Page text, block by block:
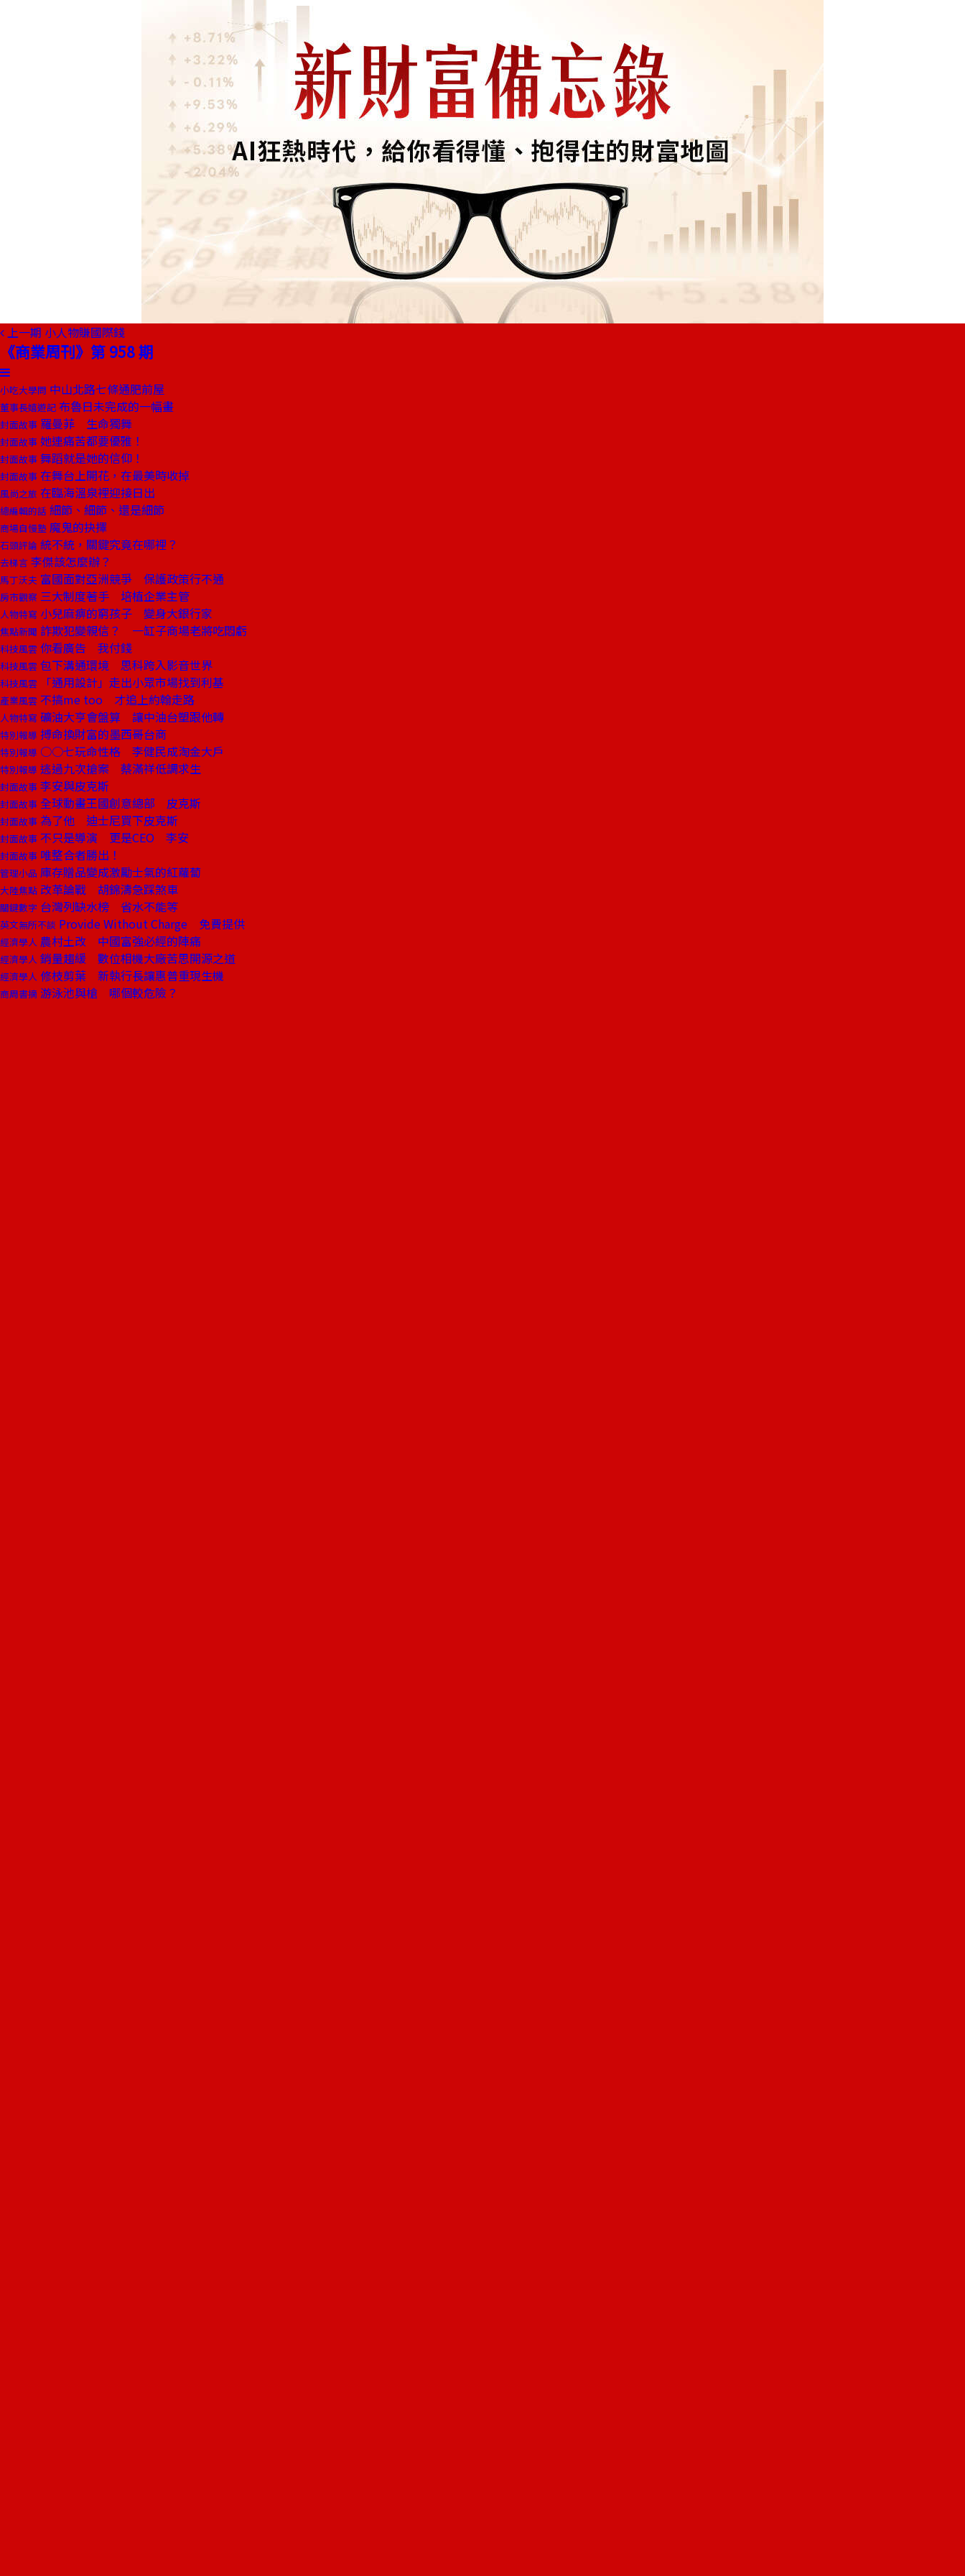
上一期 小人物賺國際錢
《商業周刊》第 958 期
小吃大學問 中山北路七條通肥前屋
董事長嬉遊記 布魯日未完成的一幅畫
封面故事 羅曼菲 生命獨舞
封面故事 她連痛苦都要優雅！
封面故事 舞蹈就是她的信仰！
封面故事 在舞台上開花，在最美時收掉
風尚之旅 在臨海溫泉裡迎接日出
總編輯的話 細節、細節、還是細節
商場自慢塾 魔鬼的抉擇
石頭評論 統不統，關鍵究竟在哪裡？
去梯言 李傑該怎麼辦？
馬丁沃夫 富國面對亞洲競爭 保護政策行不通
房市觀察 三大制度著手 培植企業主管
人物特寫 小兒麻痹的窮孩子 變身大銀行家
焦點新聞 詐欺犯變親信？ 一缸子商場老將吃悶虧
科技風雲 你看廣告 我付錢
科技風雲 包下溝通環境 思科跨入影音世界
科技風雲 「通用設計」走出小眾市場找到利基
產業風雲 不搞me too 才追上約翰走路
人物特寫 礦油大亨會盤算 讓中油台塑跟他轉
特別報導 搏命換財富的墨西哥台商
特別報導 ○○七玩命性格 李健民成淘金大戶
特別報導 逃過九次搶案 蔡滿祥低調求生
封面故事 李安與皮克斯
封面故事 全球動畫王國創意總部 皮克斯
封面故事 為了他 迪士尼買下皮克斯
封面故事 不只是導演 更是CEO 李安
封面故事 唯整合者勝出！
管理小品 庫存贈品變成激勵士氣的紅蘿蔔
大陸焦點 改革論戰 胡錦濤急踩煞車
關鍵數字 台灣列缺水榜 省水不能等
英文無所不談 Provide Without Charge 免費提供
經濟學人 農村土改 中國富強必經的陣痛
經濟學人 銷量趨緩 數位相機大廠苦思開源之道
經濟學人 修枝剪葉 新執行長讓惠普重現生機
商周書摘 游泳池與槍 哪個較危險？